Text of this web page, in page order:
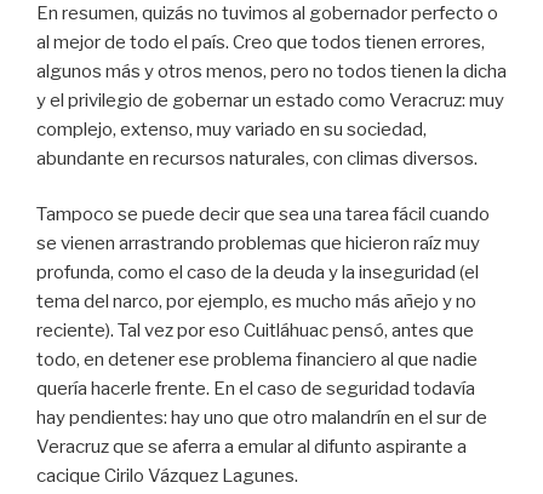
En resumen, quizás no tuvimos al gobernador perfecto o
al mejor de todo el país. Creo que todos tienen errores,
algunos más y otros menos, pero no todos tienen la dicha
y el privilegio de gobernar un estado como Veracruz: muy
complejo, extenso, muy variado en su sociedad,
abundante en recursos naturales, con climas diversos.
Tampoco se puede decir que sea una tarea fácil cuando
se vienen arrastrando problemas que hicieron raíz muy
profunda, como el caso de la deuda y la inseguridad (el
tema del narco, por ejemplo, es mucho más añejo y no
reciente). Tal vez por eso Cuitláhuac pensó, antes que
todo, en detener ese problema financiero al que nadie
quería hacerle frente. En el caso de seguridad todavía
hay pendientes: hay uno que otro malandrín en el sur de
Veracruz que se aferra a emular al difunto aspirante a
cacique Cirilo Vázquez Lagunes.